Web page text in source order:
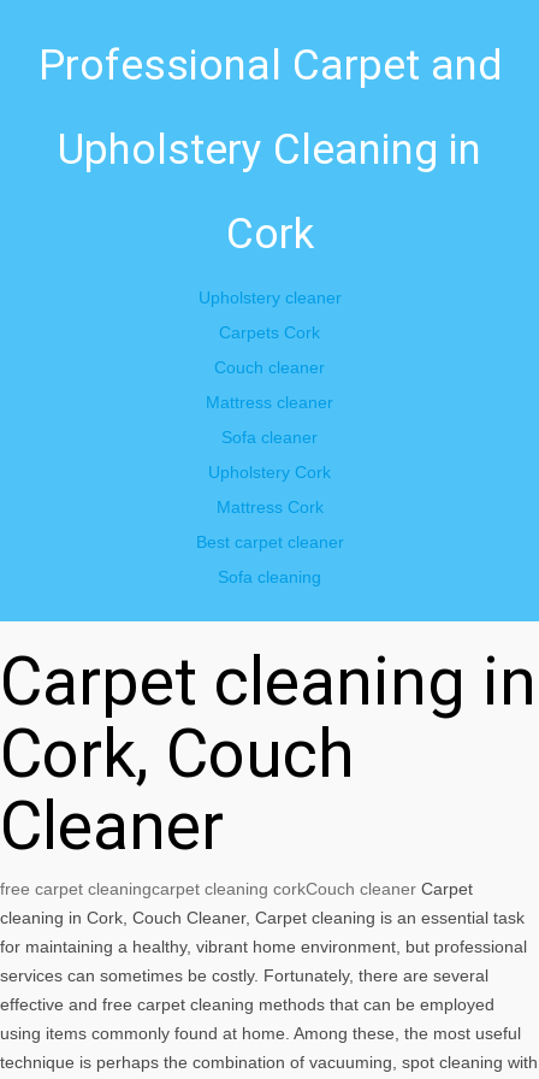
Professional Carpet and
Upholstery Cleaning in
Cork
Upholstery cleaner
Carpets Cork
Couch cleaner
Mattress cleaner
Sofa cleaner
Upholstery Cork
Mattress Cork
Best carpet cleaner
Sofa cleaning
Carpet cleaning in
Cork, Couch
Cleaner
free carpet cleaningcarpet cleaning corkCouch cleaner Carpet
cleaning in Cork, Couch Cleaner, Carpet cleaning is an essential task
for maintaining a healthy, vibrant home environment, but professional
services can sometimes be costly. Fortunately, there are several
effective and free carpet cleaning methods that can be employed
using items commonly found at home. Among these, the most useful
technique is perhaps the combination of vacuuming, spot cleaning with